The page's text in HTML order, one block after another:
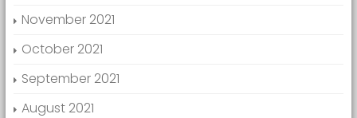
November 2021
October 2021
September 2021
August 2021